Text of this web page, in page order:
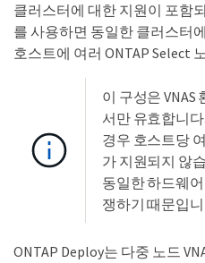
클러스터에 대한 지원이 포함
를 사용하면 동일한 클러스터
호스트에 여러 ONTAP Select
이 구성은
서만 유효합니
경우 호스트당
가 지원되지 않
동일한 하드웨
쟁하기 때문입
ONTAP Deploy는 다중 노드